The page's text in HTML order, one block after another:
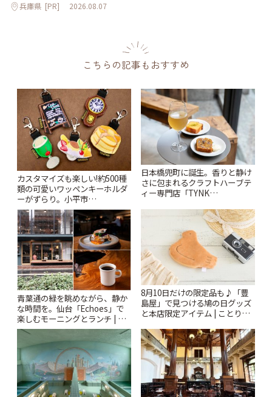
兵庫県 [PR] 2026.08.07
こちらの記事もおすすめ
カスタマイズも楽しい!約500種
類の可愛いワッペンキーホルダ
ーがずらり。小平市
「Kimamaya T&K」 | ことりっ
ぷ
日本橋兜町に誕生。香りと静け
さに包まれるクラフトハーブテ
ィー専門店「TYNK
青葉通の緑を眺めながら、静か
な時間を。仙台「Echoes」で
楽しむモーニングとランチ | こ
とりっぷ
8月10日だけの限定品も♪「豊
島屋」で見つける鳩の日グッズ
と本店限定アイテム | ことりっ